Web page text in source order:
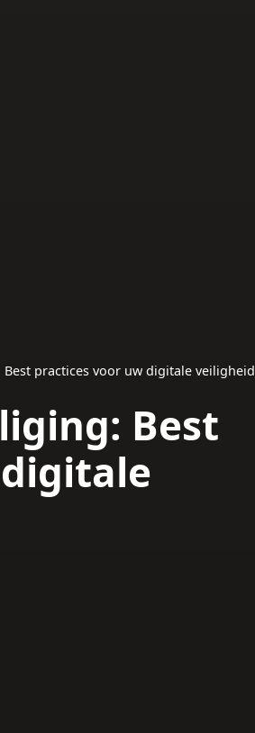
practices voor uw digitale veiligheid
Best